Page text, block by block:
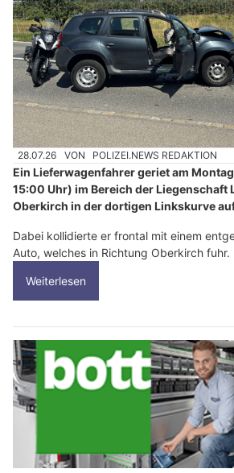
28.07.26 VON POLIZEI.NEWS REDAKTION
Ein Lieferwagenfahrer geriet am
15:00 Uhr) im Bereich der Liegenschaft
Oberkirch in der dortigen Linkskurve
Dabei kollidierte er frontal mit einem
Auto, welches in Richtung Oberkirch fuhr.
Weiterlesen